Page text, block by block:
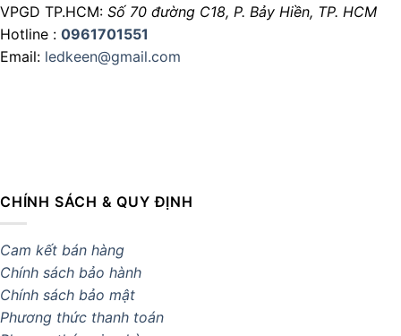
VPGD TP.HCM: Số 70 đường C18, P. Bảy Hiền, TP. HCM
Hotline : 0961701551
Email: ledkeen@gmail.com
CHÍNH SÁCH & QUY ĐỊNH
Cam kết bán hàng
Chính sách bảo hành
Chính sách bảo mật
Phương thức thanh toán